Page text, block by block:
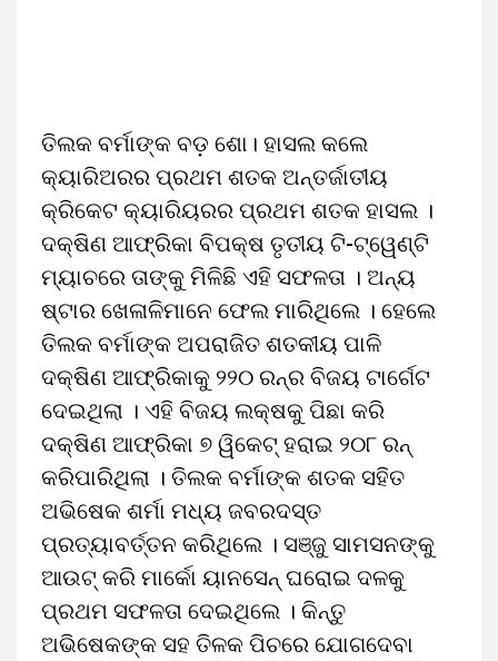
ତିଲକ ବର୍ମାଙ୍କ ବଡ଼ ଶୋ। ହାସଲ କଲେ
କ୍ୟାରିଅରର ପ୍ରଥମ ଶତକ ଅନ୍ତର୍ଜାତୀୟ
କ୍ରିକେଟ କ୍ୟାରିୟରର ପ୍ରଥମ ଶତକ ହାସଲ ।
ଦକ୍ଷିଣ ଆଫ୍ରିକା ବିପକ୍ଷ ତୃତୀୟ ଟି-ଟ୍ୱେଣ୍ଟି
ମ୍ୟାଚରେ ତାଙ୍କୁ ମିଳିଛି ଏହି ସଫଳତା । ଅନ୍ୟ
ଷ୍ଟାର ଖେଳାଳିମାନେ ଫେଲ ମାରିଥିଲେ । ହେଲେ
ତିଲକ ବର୍ମାଙ୍କ ଅପରାଜିତ ଶତକୀୟ ପାଳି
ଦକ୍ଷିଣ ଆଫ୍ରିକାକୁ ୨୨୦ ରନ୍‌ର ବିଜୟ ଟାର୍ଗେଟ
ଦେଇଥିଲା । ଏହି ବିଜୟ ଲକ୍ଷକୁ ପିଛା କରି
ଦକ୍ଷିଣ ଆଫ୍ରିକା ୭ ୱିକେଟ୍ ହରାଇ ୨୦୮ ରନ୍
କରିପାରିଥିଲା । ତିଲକ ବର୍ମାଙ୍କ ଶତକ ସହିତ
ଅଭିଷେକ ଶର୍ମା ମଧ୍ୟ ଜବରଦସ୍ତ
ପ୍ରତ୍ୟାବର୍ତ୍ତନ କରିଥିଲେ । ସଞ୍ଜୁ ସାମସନଙ୍କୁ
ଆଉଟ୍‌ କରି ମାର୍କୋ ୟାନସେନ୍‌ ଘରୋଇ ଦଳକୁ
ପ୍ରଥମ ସଫଳତା ଦେଇଥିଲେ । କିନ୍ତୁ
ଅଭିଷେକଙ୍କ ସହ ତିଳକ ପିଚରେ ଯୋଗଦେବା